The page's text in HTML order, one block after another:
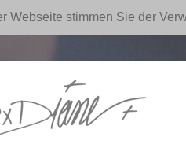
Webseite stimmen Sie der